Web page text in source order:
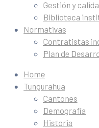
Gestión y
Biblioteca
Normativas
Contratistas
Plan de
Home
Tungurahua
Cantones
Demografía
Historia